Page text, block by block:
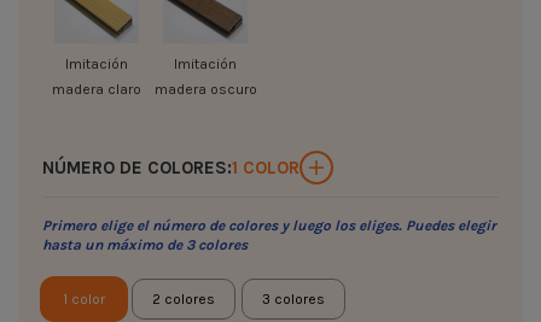
Imitación
madera claro
Imitación
madera oscuro
NÚMERO DE COLORES:1 COLOR
Primero elige el número de colores y luego los eliges. Puedes elegir
hasta un máximo de 3 colores
1 color 2 colores 3 colores